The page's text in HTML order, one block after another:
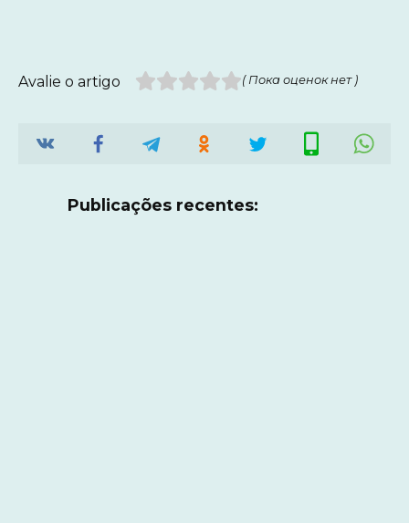
Avalie o artigo ( Пока оценок нет )
Publicações recentes: